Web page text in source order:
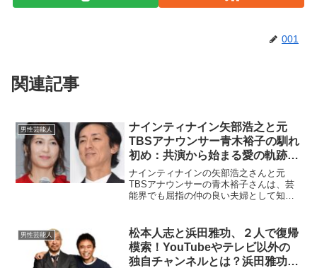
001
関連記事
男性芸能人
ナインティナイン矢部浩之と元
TBSアナウンサー青木裕子の馴れ
初め：共演から始まる愛の軌跡と
幸せな結婚生活
ナインティナインの矢部浩之さんと元
TBSアナウンサーの青木裕子さんは、芸
能界でも屈指の仲の良い夫婦として知ら
います。今回は、二人の馴れ初めから現
在の家庭生活に至るま...
男性芸能人
松本人志と浜田雅功、２人で復帰
模索！YouTubeやテレビ以外の
独自チャンネルとは？浜田雅功は